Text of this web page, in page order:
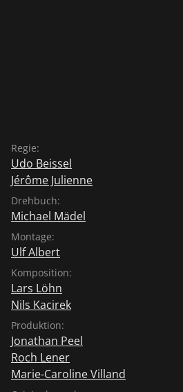
Regie:
Udo Beissel
Jérôme Julienne
Drehbuch:
Michael Mädel
Montage:
Ulf Albert
Komposition:
Lars Löhn
Nils Kacirek
Produktion:
Jonathan Peel
Roch Lener
Marie-Caroline Villand